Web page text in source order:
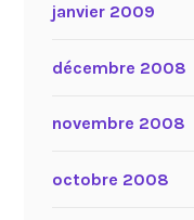
janvier 2009
décembre 2008
novembre 2008
octobre 2008